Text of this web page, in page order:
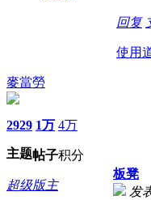
回复
使用
麥當勞
2929
主题
1万
帖子
4万
积分
超级版主
板凳
发